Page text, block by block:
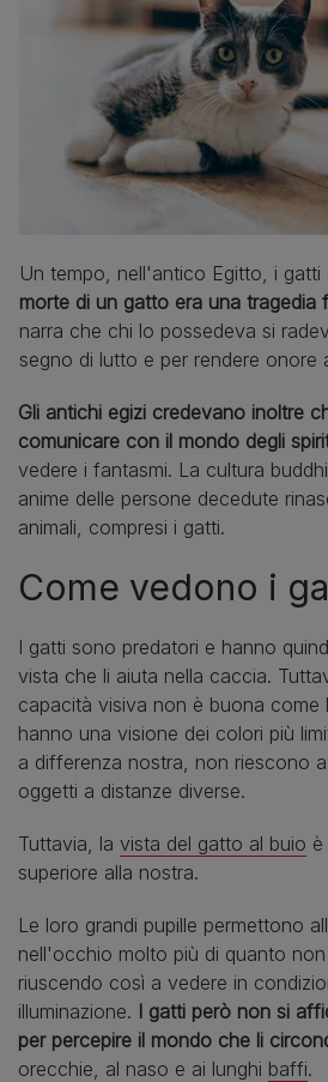
Un tempo, nell'antico Egitto, i gatti
morte di un gatto era una tragedia
narra che chi lo possedeva si
segno di lutto e per rendere onore
Gli antichi egizi credevano inoltre
comunicare con il mondo degli
vedere i fantasmi. La cultura
anime delle persone decedute
animali, compresi i gatti.
Come vedono i
I gatti sono predatori e hanno
vista che li aiuta nella caccia.
capacità visiva non è buona come
hanno una visione dei colori più
a differenza nostra, non riescono
oggetti a distanze diverse.
Tuttavia, la vista del gatto al buio
superiore alla nostra.
Le loro grandi pupille permettono
nell'occhio molto più di quanto
riuscendo così a vedere in
illuminazione. I gatti però non si
per percepire il mondo che li
orecchie, al naso e ai lunghi baffi.